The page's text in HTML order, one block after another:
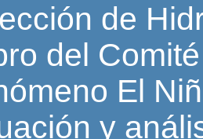
de
del
El
y